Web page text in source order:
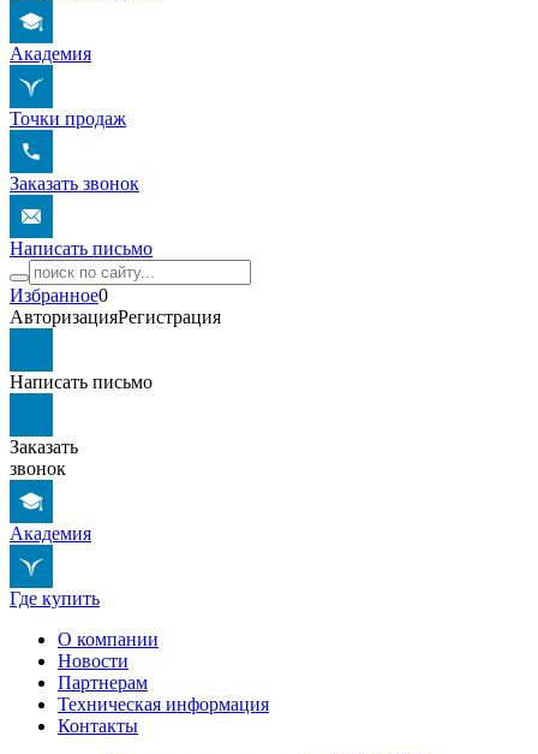
Академия
Точки продаж
Заказать звонок
Написать письмо
Избранное0
АвторизацияРегистрация
Написать письмо
Заказать
звонок
Академия
Где купить
О компании
Новости
Партнерам
Техническая информация
Контакты